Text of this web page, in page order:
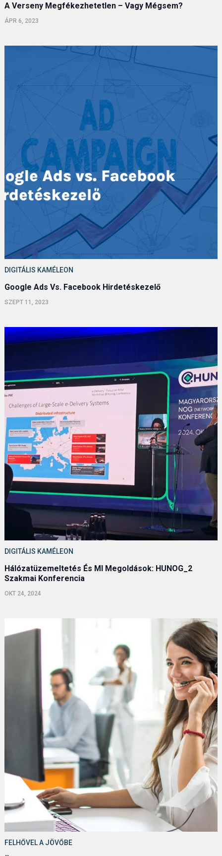
A Verseny Megfékezhetetlen – Vagy Mégsem?
ÁPR 6, 2023
DIGITÁLIS KAMÉLEON
Google Ads Vs. Facebook Hirdetéskezelő
SZEPT 11, 2023
DIGITÁLIS KAMÉLEON
Hálózatüzemeltetés És MI Megoldások: HUNOG_2
Szakmai Konferencia
OKT 24, 2024
FELHŐVEL A JÖVŐBE